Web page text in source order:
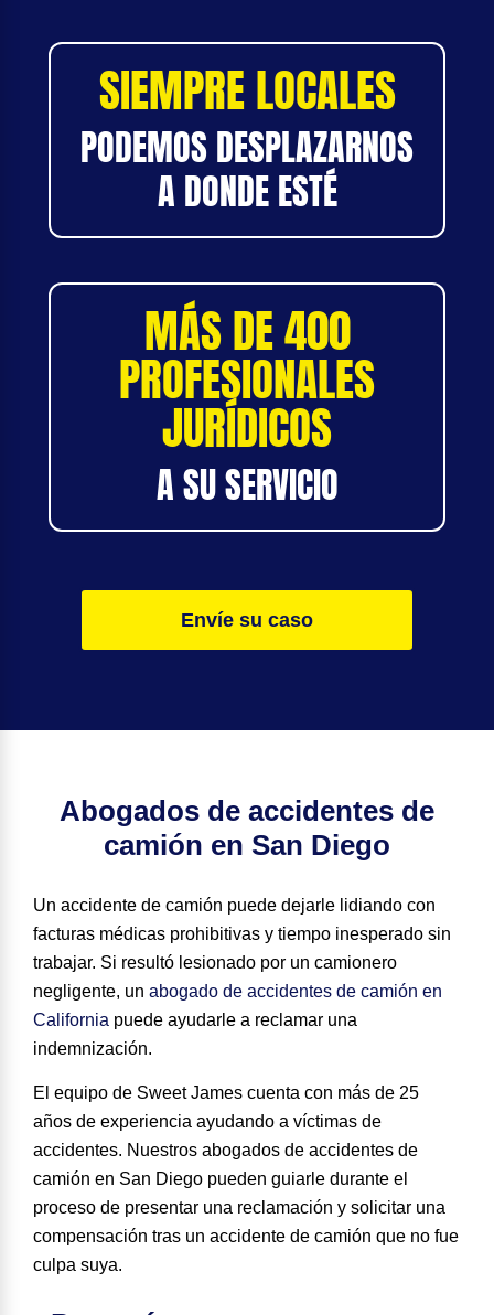
SIEMPRE LOCALES
PODEMOS DESPLAZARNOS
A DONDE ESTÉ
MÁS DE 400
PROFESIONALES
JURÍDICOS
A SU SERVICIO
Envíe su caso
Abogados de accidentes de
camión en San Diego
Un accidente de camión puede dejarle lidiando con
facturas médicas prohibitivas y tiempo inesperado sin
trabajar. Si resultó lesionado por un camionero
negligente, un abogado de accidentes de camión en
California puede ayudarle a reclamar una
indemnización.
El equipo de Sweet James cuenta con más de 25
años de experiencia ayudando a víctimas de
accidentes. Nuestros abogados de accidentes de
camión en San Diego pueden guiarle durante el
proceso de presentar una reclamación y solicitar una
compensación tras un accidente de camión que no fue
culpa suya.